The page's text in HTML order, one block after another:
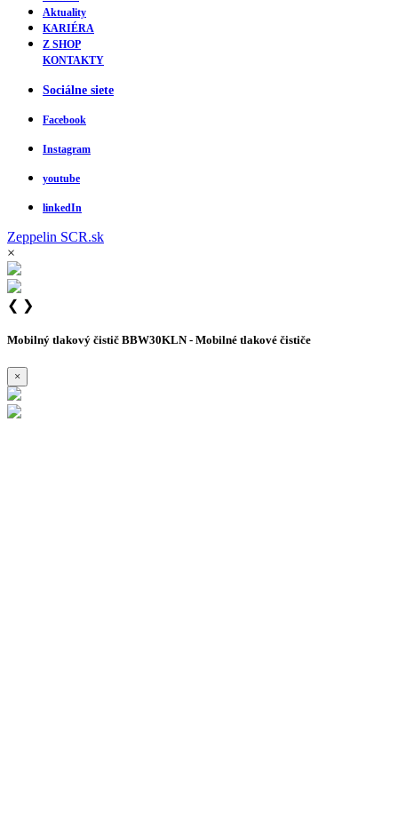
Aktuality
KARIÉRA
Z SHOP
KONTAKTY
Sociálne siete
Facebook
Instagram
youtube
linkedIn
Zeppelin SCR.sk
×
❮ ❯
Mobilný tlakový čistič BBW30KLN - Mobilné tlakové čističe
×